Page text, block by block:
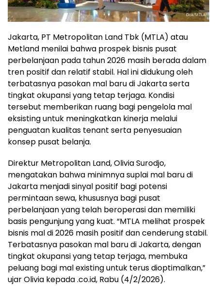
Jakarta, PT Metropolitan Land Tbk (MTLA) atau
Metland menilai bahwa prospek bisnis pusat
perbelanjaan pada tahun 2026 masih berada dalam
tren positif dan relatif stabil. Hal ini didukung oleh
terbatasnya pasokan mal baru di Jakarta serta
tingkat okupansi yang tetap terjaga. Kondisi
tersebut memberikan ruang bagi pengelola mal
eksisting untuk meningkatkan kinerja melalui
penguatan kualitas tenant serta penyesuaian
konsep pusat belanja.
Direktur Metropolitan Land, Olivia Surodjo,
mengatakan bahwa minimnya suplai mal baru di
Jakarta menjadi sinyal positif bagi potensi
permintaan sewa, khususnya bagi pusat
perbelanjaan yang telah beroperasi dan memiliki
basis pengunjung yang kuat. “MTLA melihat prospek
bisnis mal di 2026 masih positif dan cenderung stabil.
Terbatasnya pasokan mal baru di Jakarta, dengan
tingkat okupansi yang tetap terjaga, membuka
peluang bagi mal existing untuk terus dioptimalkan,”
ujar Olivia kepada .co.id, Rabu (4/2/2026).